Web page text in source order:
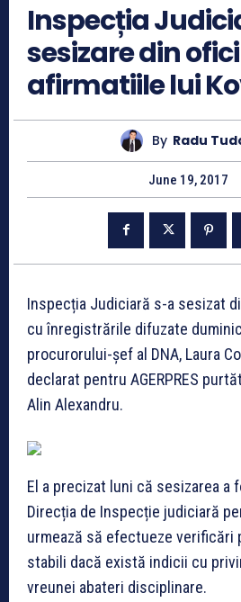
Inspecția
sesizare din
afirmatiile lui
By Radu
June 19, 2017
Inspecția Judiciară s-a sesizat
cu înregistrările difuzate
procurorului-șef al DNA, Laura
declarat pentru AGERPRES
Alin Alexandru.
El a precizat luni că sesizarea a
Direcția de Inspecție judiciară
urmează să efectueze verificări
stabili dacă există indicii cu
vreunei abateri disciplinare.